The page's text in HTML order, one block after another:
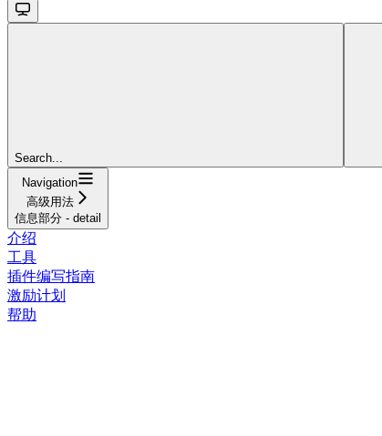
Search...
Navigation
高级用法
信息部分 - detail
介绍
工具
插件编写指南
激励计划
帮助